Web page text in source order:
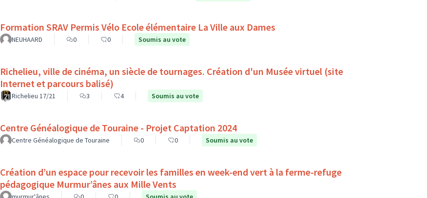
Formation SRAV Permis Vélo Ecole élémentaire La Ville aux Dames
NEUHAARD 0 0 Soumis au vote
Richelieu, ville de cinéma, un siècle de tournages. Création d'un Musée virtuel (site
Internet et parcours balisé)
Richelieu 17/21 3 4 Soumis au vote
Centre Généalogique de Touraine - Projet Captation 2024
Centre Généalogique de Touraine 0 0 Soumis au vote
Création d’un espace pour recevoir les familles en week-end vert à la ferme-refuge
pédagogique Murmur’ânes aux Mille Vents